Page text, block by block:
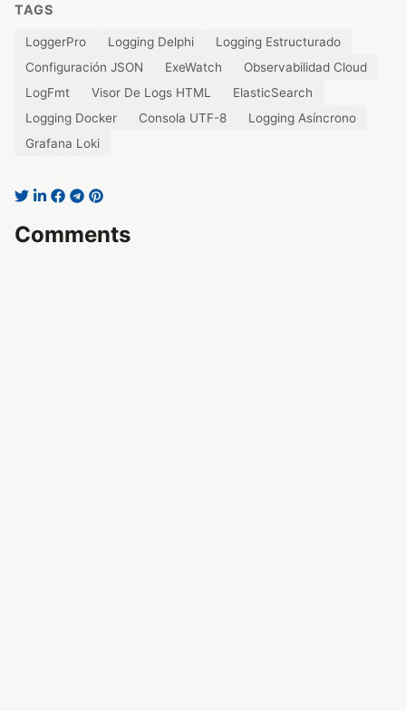
TAGS
LoggerPro Logging Delphi
Logging Estructurado
Configuración JSON
ExeWatch
Observabilidad Cloud
LogFmt
Visor De Logs HTML
ElasticSearch
Logging Docker
Consola UTF-8
Logging Asíncrono
Grafana Loki
Comments